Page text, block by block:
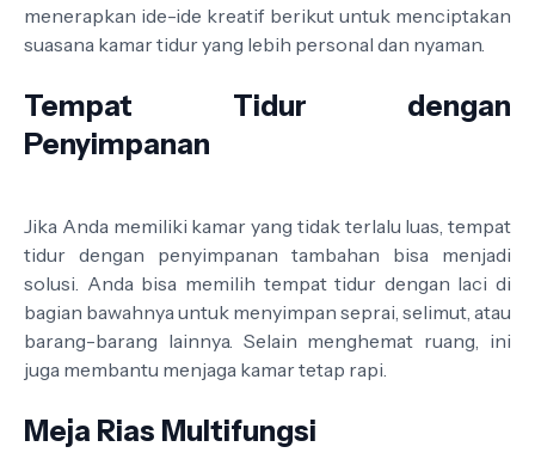
menerapkan ide-ide kreatif berikut untuk menciptakan
suasana kamar tidur yang lebih personal dan nyaman.
Tempat Tidur dengan
Penyimpanan
Jika Anda memiliki kamar yang tidak terlalu luas, tempat
tidur dengan penyimpanan tambahan bisa menjadi
solusi. Anda bisa memilih tempat tidur dengan laci di
bagian bawahnya untuk menyimpan seprai, selimut, atau
barang-barang lainnya. Selain menghemat ruang, ini
juga membantu menjaga kamar tetap rapi.
Meja Rias Multifungsi